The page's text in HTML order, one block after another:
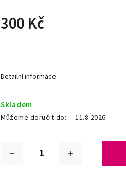
300 Kč
Skladem
Můžeme doručit do: 11.8.2026
Detailní informace